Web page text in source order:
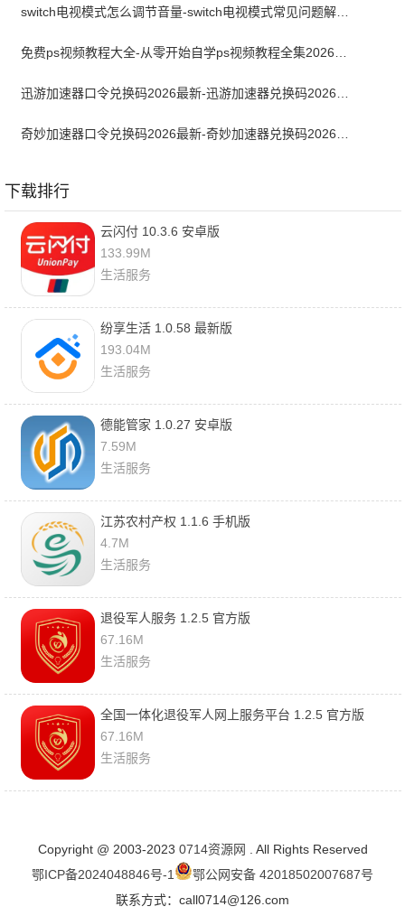
switch电视模式怎么调节音量-switch电视模式常见问题解决方案
下载排行
云闪付 10.3.6 安卓版
133.99M
生活服务
纷享生活 1.0.58 最新版
193.04M
生活服务
德能管家 1.0.27 安卓版
7.59M
生活服务
江苏农村产权 1.1.6 手机版
4.7M
生活服务
退役军人服务 1.2.5 官方版
67.16M
生活服务
全国一体化退役军人网上服务平台 1.2.5 官方版
67.16M
生活服务
Copyright @ 2003-2023 0714资源网 . All Rights Reserved
鄂ICP备2024048846号-1
鄂公网安备 42018502007687号
联系方式：call0714@126.com